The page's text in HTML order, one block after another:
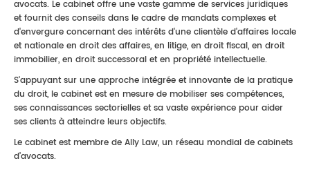
avocats. Le cabinet offre une vaste gamme de services juridiques
et fournit des conseils dans le cadre de mandats complexes et
d'envergure concernant des intérêts d'une clientèle d'affaires locale
et nationale en droit des affaires, en litige, en droit fiscal, en droit
immobilier, en droit successoral et en propriété intellectuelle.
S'appuyant sur une approche intégrée et innovante de la pratique
du droit, le cabinet est en mesure de mobiliser ses compétences,
ses connaissances sectorielles et sa vaste expérience pour aider
ses clients à atteindre leurs objectifs.
Le cabinet est membre de Ally Law, un réseau mondial de cabinets
d’avocats.